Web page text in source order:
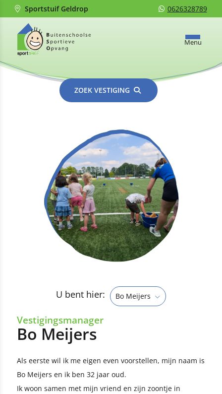
Sportstuif Geldrop 0626328789
Menu
ZOEK VESTIGING
U bent hier: Bo Meijers
Vestigingsmanager
Bo Meijers
Als eerste wil ik me eigen even voorstellen, mijn naam is
Bo Meijers en ik ben 32 jaar oud.
Ik woon samen met mijn vriend en zijn zoontje in